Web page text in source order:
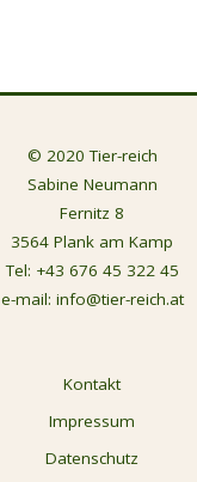
© 2020 Tier-reich
Sabine Neumann
Fernitz 8
3564 Plank am Kamp
Tel: +43 676 45 322 45
e-mail: info@tier-reich.at
Kontakt
Impressum
Datenschutz